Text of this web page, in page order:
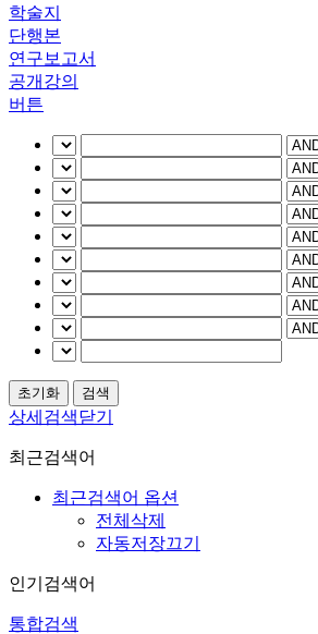
학술지
단행본
연구보고서
공개강의
버튼
상세검색닫기
최근검색어
최근검색어 옵션
전체삭제
자동저장끄기
인기검색어
통합검색